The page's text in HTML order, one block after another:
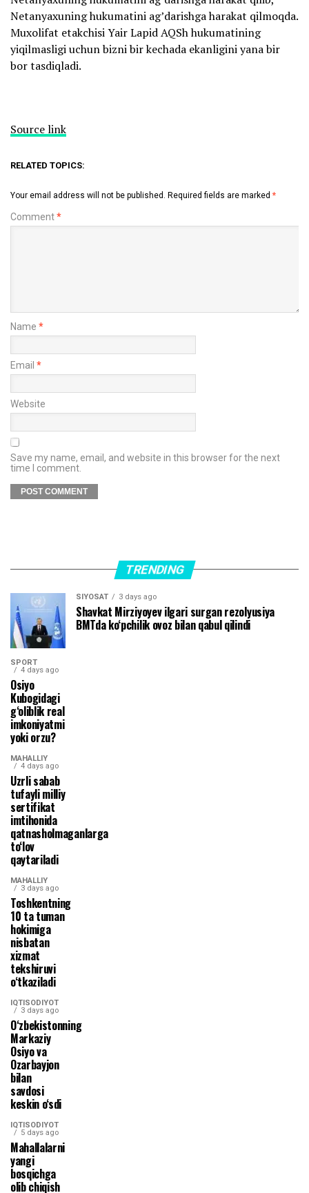
Netanyaxuning hukumatini ag’darishga harakat qilmoqda.
Muxolifat etakchisi Yair Lapid AQSh hukumatining
yiqilmasligi uchun bizni bir kechada ekanligini yana bir
bor tasdiqladi.
Source link
RELATED TOPICS:
Your email address will not be published. Required fields are marked *
Comment*
Name *
Email *
Website
Save my name, email, and website in this browser for the next
time I comment.
TRENDING
SIYOSAT 3 days ago
Shavkat Mirziyoyev ilgari surgan rezolyusiya
BMTda ko‘pchilik ovoz bilan qabul qilindi
SPORT
4 days ago
Osiyo
Kubogidagi
g‘oliblik real
imkoniyatmi
yoki orzu?
MAHALLIY
4 days ago
Uzrli sabab
tufayli milliy
sertifikat
imtihonida
qatnasholmaganlarga
to‘lov
qaytariladi
MAHALLIY
3 days ago
Toshkentning
10 ta tuman
hokimiga
nisbatan
xizmat
tekshiruvi
o‘tkaziladi
IQTISODIYOT
3 days ago
O‘zbekistonning
Markaziy
Osiyo va
Ozarbayjon
bilan
savdosi
keskin o‘sdi
IQTISODIYOT
5 days ago
Mahallalarni
yangi
bosqichga
olib chiqish